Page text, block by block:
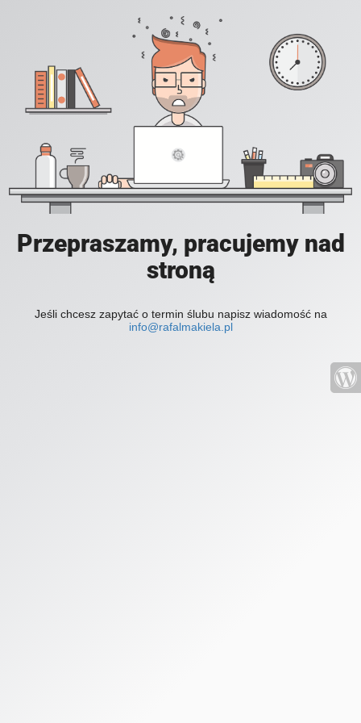
Przepraszamy, pracujemy nad
stroną
Jeśli chcesz zapytać o termin ślubu napisz wiadomość na
info@rafalmakiela.pl